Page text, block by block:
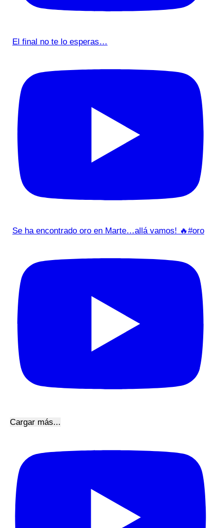
El final no te lo esperas…
Se ha encontrado oro en Marte…allá vamos! 🔥#oro
Cargar más...